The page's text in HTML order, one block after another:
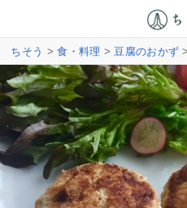
ちそう >食・料理 >豆腐のおかず